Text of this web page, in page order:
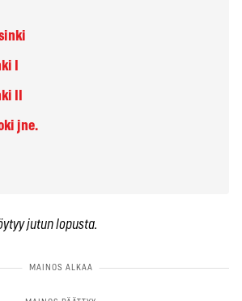
I
II
jne.
jutun lopusta.